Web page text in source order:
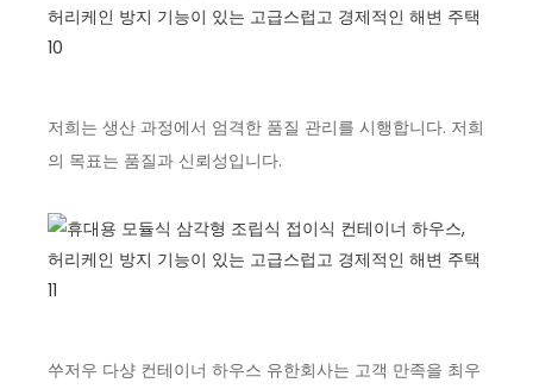
저희는 생산 과정에서 엄격한 품질 관리를 시행합니다. 저희
의 목표는 품질과 신뢰성입니다.
쑤저우 다샹 컨테이너 하우스 유한회사는 고객 만족을 최우